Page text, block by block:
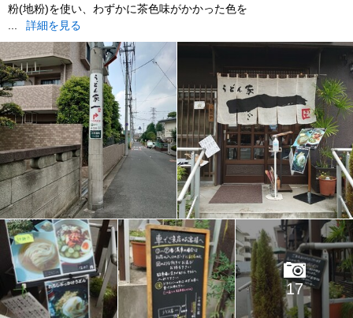
粉(地粉)を使い、わずかに茶色味がかかった色を
...
詳細を見る
17